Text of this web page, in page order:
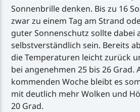
Sonnenbrille denken. Bis zu 16
zwar zu einem Tag am Strand
guter Sonnenschutz sollte dabei
selbstverständlich sein. Bereits
die Temperaturen leicht zurück
bei angenehmen 25 bis 26 Grad.
kommenden Woche bleibt es
mit deutlich mehr Wolken und
20 Grad.